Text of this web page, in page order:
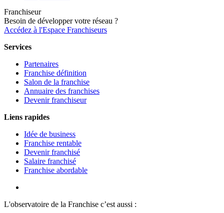
Franchiseur
Besoin de développer votre réseau ?
Accédez à l'Espace Franchiseurs
Services
Partenaires
Franchise définition
Salon de la franchise
Annuaire des franchises
Devenir franchiseur
Liens rapides
Idée de business
Franchise rentable
Devenir franchisé
Salaire franchisé
Franchise abordable
L'observatoire de la Franchise c’est aussi :